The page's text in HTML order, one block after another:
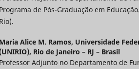
Programa de Pós-Graduação em
Rio).
Maria Alice M. Ramos, Universidade
(UNIRIO), Rio de Janeiro – RJ – Brasil
Professor Adjunto no Departamento de